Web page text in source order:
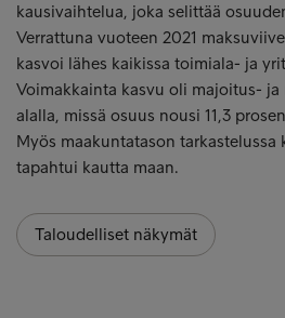
kausivaihtelua, joka selittää
Verrattuna vuoteen 2021
kasvoi lähes kaikissa toimiala- ja
Voimakkainta kasvu oli majoitus-
alalla, missä osuus nousi 11,3
Myös maakuntatason tarkastelussa
tapahtui kautta maan.
Taloudelliset näkymät